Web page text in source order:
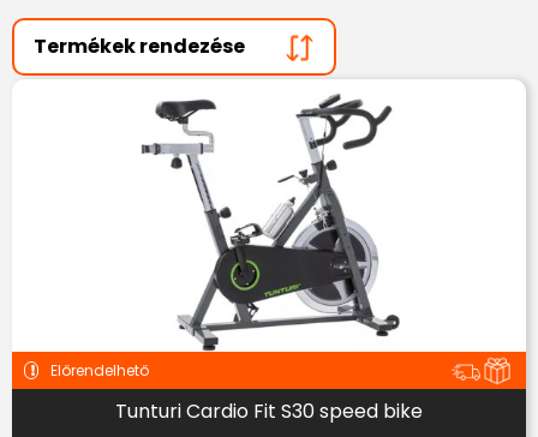
Előrendelhető
Tunturi Cardio Fit S30 speed bike